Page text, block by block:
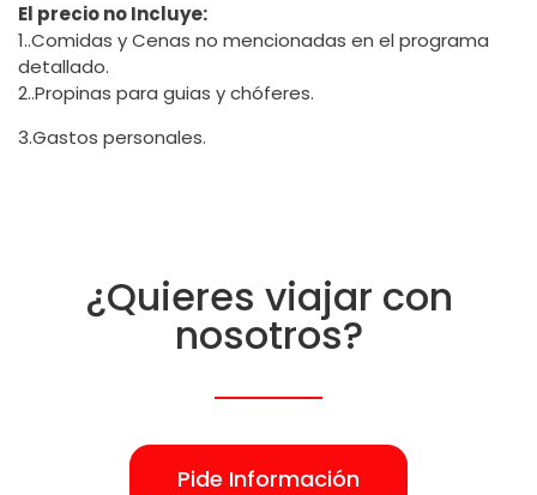
El precio no Incluye:
1..Comidas y Cenas no mencionadas en el programa
detallado.
2..Propinas para guias y chóferes.
3.Gastos personales.
¿Quieres viajar con
nosotros?
Pide Información